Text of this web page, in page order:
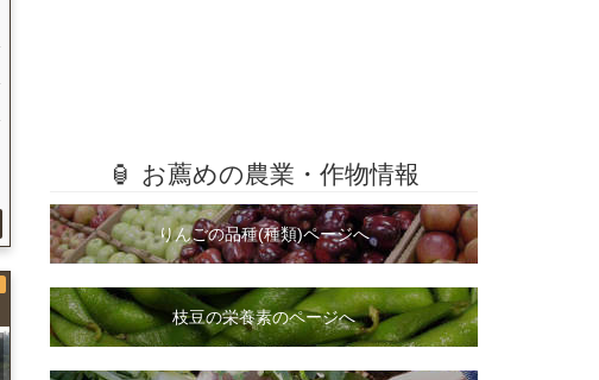
🏮 お薦めの農業・作物情報
りんごの品種(種類)ページへ
枝豆の栄養素のページへ